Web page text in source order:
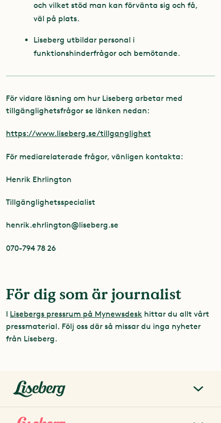
och vilket stöd man kan förvänta sig och få,
väl på plats.
Liseberg utbildar personal i
funktionshinderfrågor och bemötande.
För vidare läsning om hur Liseberg arbetar med
tillgänglighetsfrågor se länken nedan:
https://www.liseberg.se/tillganglighet
För mediarelaterade frågor, vänligen kontakta:
Henrik Ehrlington
Tillgänglighetsspecialist
henrik.ehrlington@liseberg.se
070-794 78 26
För dig som är journalist
I Lisebergs pressrum på Mynewsdesk hittar du allt vårt
pressmaterial. Följ oss där så missar du inga nyheter
från Liseberg.
liseberg.se